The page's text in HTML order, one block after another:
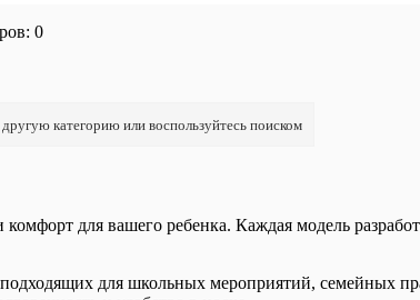
0
категорию или воспользуйтесь поиском
для вашего ребенка. Каждая модель
для школьных мероприятий, семейных